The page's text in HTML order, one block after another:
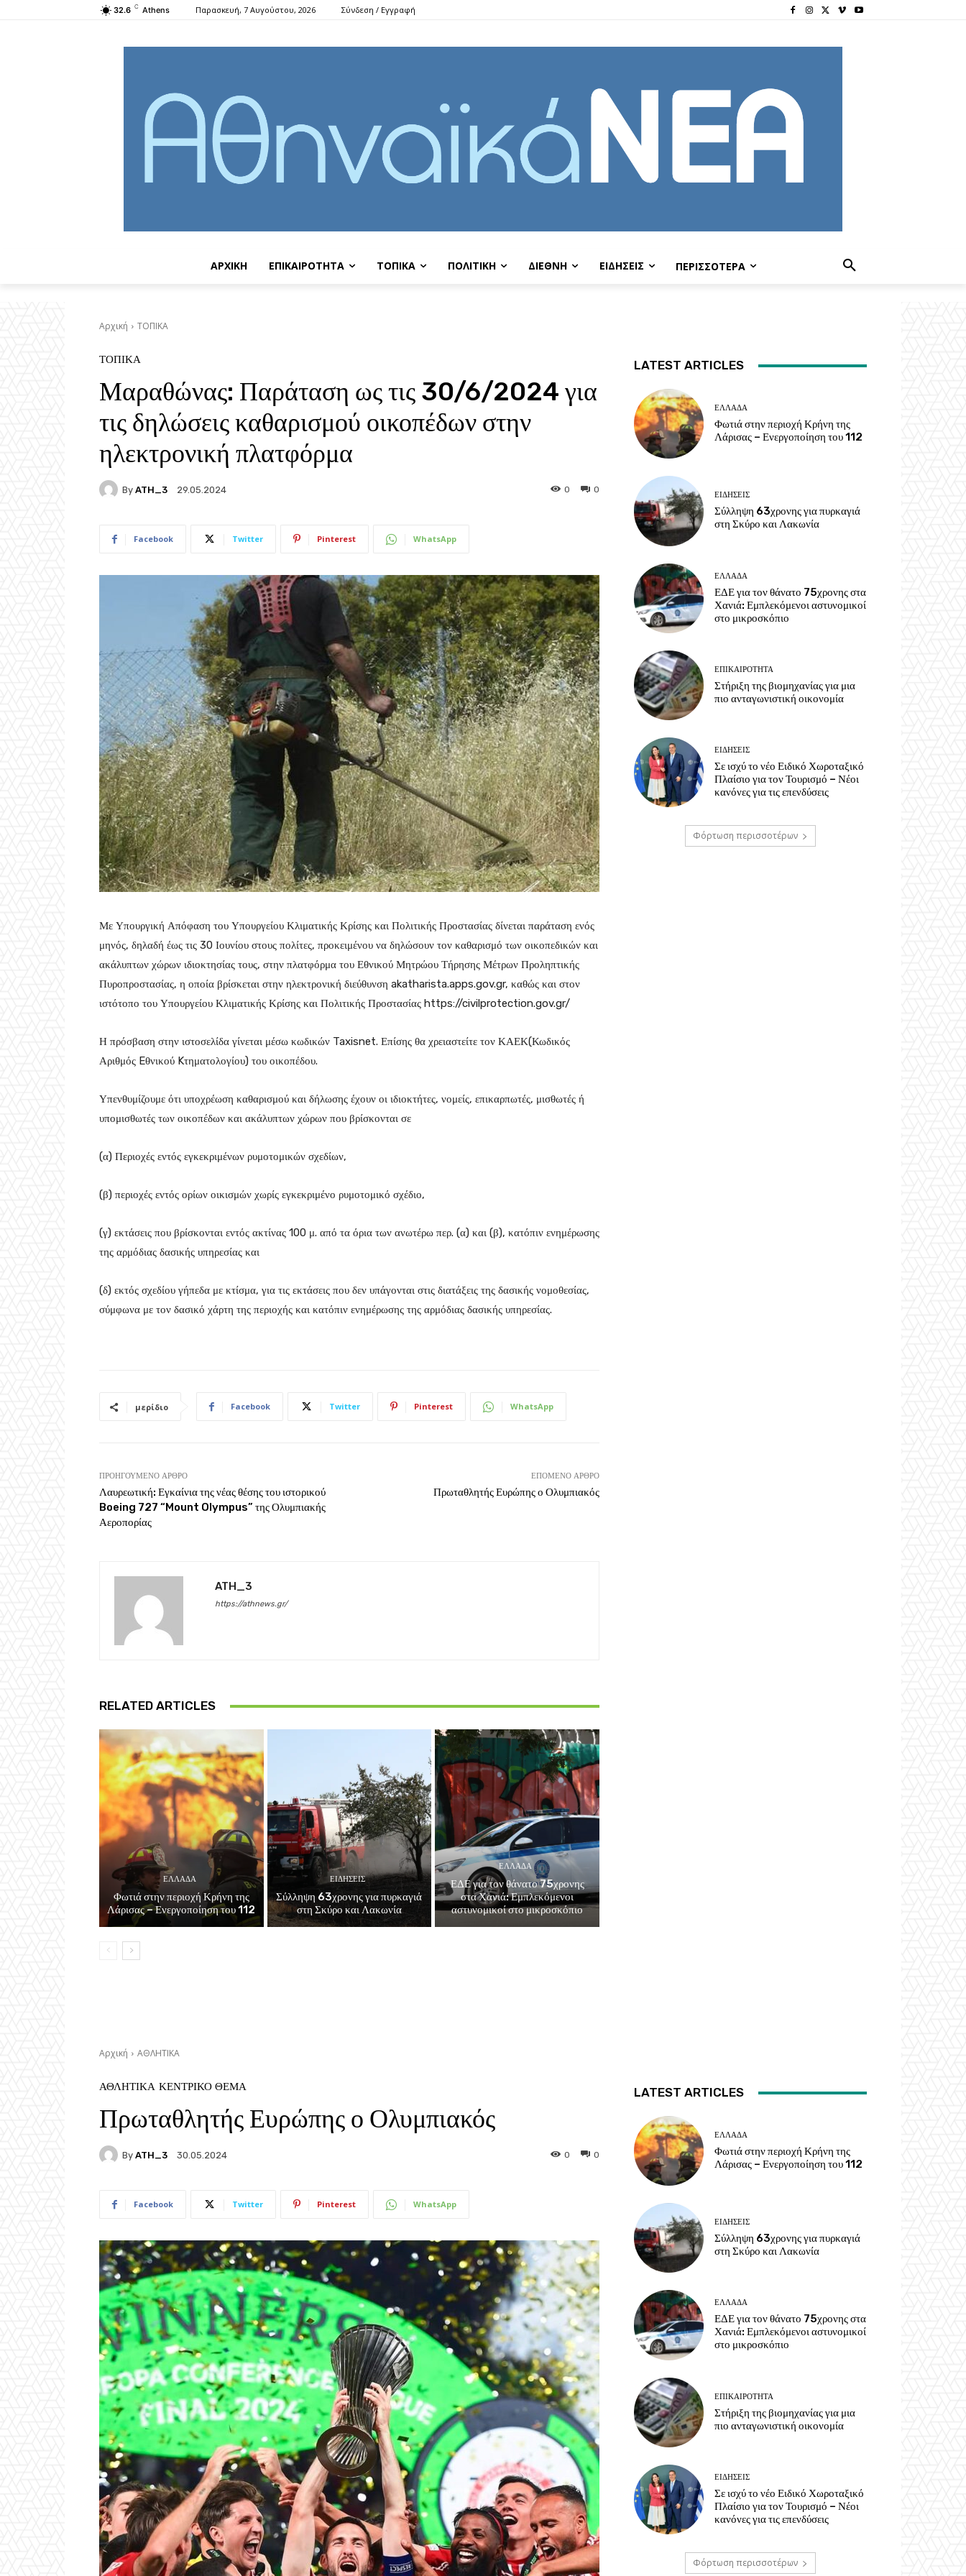
32.6 C Athens Παρασκευή, 7 Αυγούστου, 2026 Σύνδεση / Εγγραφή
ΑΡΧΙΚΗ ΕΠΙΚΑΙΡΟΤΗΤΑ ΤΟΠΙΚΑ ΠΟΛΙΤΙΚΗ ΔΙΕΘΝΗ EIΔΗΣΕΙΣ ΠΕΡΙΣΣΟΤΕΡΑ
Αρχική ΤΟΠΙΚΑ
ΤΟΠΙΚΑ
Μαραθώνας: Παράταση ως τις 30/6/2024 για
τις δηλώσεις καθαρισμού οικοπέδων στην
ηλεκτρονική πλατφόρμα
By ATH_3 29.05.2024 0
0
Facebook Twitter Pinterest WhatsApp
Με Υπουργική Απόφαση του Υπουργείου Κλιματικής Κρίσης και Πολιτικής Προστασίας δίνεται παράταση ενός
μηνός, δηλαδή έως τις 30 Ιουνίου στους πολίτες, προκειμένου να δηλώσουν τον καθαρισμό των οικοπεδικών και
ακάλυπτων χώρων ιδιοκτησίας τους, στην πλατφόρμα του Εθνικού Μητρώου Τήρησης Μέτρων Προληπτικής
Πυροπροστασίας, η οποία βρίσκεται στην ηλεκτρονική διεύθυνση akatharista.apps.gov.gr, καθώς και στον
ιστότοπο του Υπουργείου Κλιματικής Κρίσης και Πολιτικής Προστασίας https://civilprotection.gov.gr/
Η πρόσβαση στην ιστοσελίδα γίνεται μέσω κωδικών Taxisnet. Επίσης θα χρειαστείτε τον ΚΑΕΚ(Κωδικός
Αριθμός Eθνικού Kτηματολογίου) του οικοπέδου.
Υπενθυμίζουμε ότι υποχρέωση καθαρισμού και δήλωσης έχουν οι ιδιοκτήτες, νομείς, επικαρπωτές, μισθωτές ή
υπομισθωτές των οικοπέδων και ακάλυπτων χώρων που βρίσκονται σε
(α) Περιοχές εντός εγκεκριμένων ρυμοτομικών σχεδίων,
(β) περιοχές εντός ορίων οικισμών χωρίς εγκεκριμένο ρυμοτομικό σχέδιο,
(γ) εκτάσεις που βρίσκονται εντός ακτίνας 100 μ. από τα όρια των ανωτέρω περ. (α) και (β), κατόπιν ενημέρωσης
της αρμόδιας δασικής υπηρεσίας και
(δ) εκτός σχεδίου γήπεδα με κτίσμα, για τις εκτάσεις που δεν υπάγονται στις διατάξεις της δασικής νομοθεσίας,
σύμφωνα με τον δασικό χάρτη της περιοχής και κατόπιν ενημέρωσης της αρμόδιας δασικής υπηρεσίας.
μερίδιο Facebook Twitter Pinterest WhatsApp
ΠΡΟΗΓΟΎΜΕΝΟ ΆΡΘΡΟ
Λαυρεωτική: Εγκαίνια της νέας θέσης του ιστορικού
Boeing 727 “Mount Olympus” της Ολυμπιακής
Αεροπορίας
ΕΠΌΜΕΝΟ ΆΡΘΡΟ
Πρωταθλητής Ευρώπης ο Ολυμπιακός
ATH_3
https://athnews.gr/
RELATED ARTICLES
ΕΛΛΑΔΑ
Φωτιά στην περιοχή Κρήνη της
Λάρισας – Ενεργοποίηση του 112
ΕΙΔΗΣΕΙΣ
Σύλληψη 63χρονης για πυρκαγιά
στη Σκύρο και Λακωνία
ΕΛΛΑΔΑ
ΕΔΕ για τον θάνατο 75χρονης
στα Χανιά: Εμπλεκόμενοι
αστυνομικοί στο μικροσκόπιο
LATEST ARTICLES
ΕΛΛΑΔΑ
Φωτιά στην περιοχή Κρήνη της
Λάρισας – Ενεργοποίηση του 112
ΕΙΔΗΣΕΙΣ
Σύλληψη 63χρονης για πυρκαγιά
στη Σκύρο και Λακωνία
ΕΛΛΑΔΑ
ΕΔΕ για τον θάνατο 75χρονης στα
Χανιά: Εμπλεκόμενοι αστυνομικοί
στο μικροσκόπιο
ΕΠΙΚΑΙΡΟΤΗΤΑ
Στήριξη της βιομηχανίας για μια
πιο ανταγωνιστική οικονομία
ΕΙΔΗΣΕΙΣ
Σε ισχύ το νέο Ειδικό Χωροταξικό
Πλαίσιο για τον Τουρισμό – Νέοι
κανόνες για τις επενδύσεις
Φόρτωση περισσοτέρων